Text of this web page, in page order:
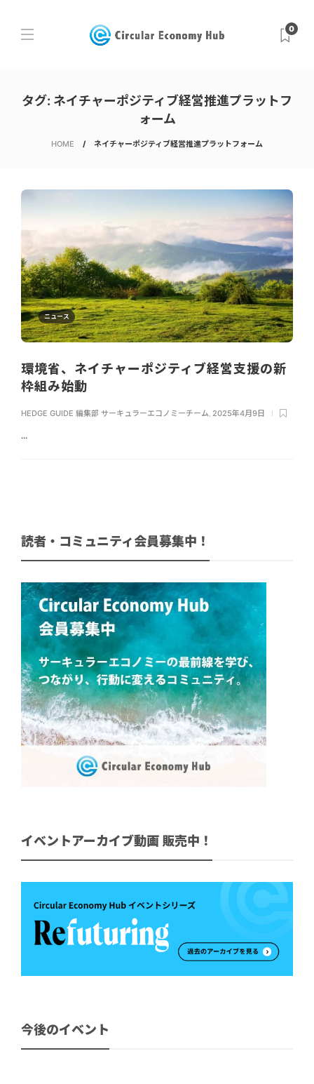
0
タグ: ネイチャーポジティブ経営推進プラットフ
ォーム
HOME ネイチャーポジティブ経営推進プラットフォーム
ニュース
環境省、ネイチャーポジティブ経営支援の新
枠組み始動
HEDGE GUIDE 編集部 サーキュラーエコノミーチーム, 2025年4月9日
...
読者・コミュニティ会員募集中！
イベントアーカイブ動画 販売中！
今後のイベント